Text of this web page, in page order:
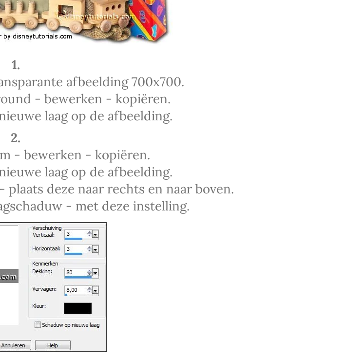
1.
afbeelding 700x700.
- bewerken - kopiëren.
laag op de afbeelding.
2.
- bewerken - kopiëren.
laag op de afbeelding.
deze naar rechts en naar boven.
- met deze instelling.